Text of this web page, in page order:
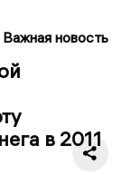
Важная новость
в 2011